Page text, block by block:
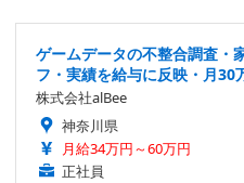
ゲームデータの不整合調査・
フ・実績を給与に反映・月30
株式会社alBee
神奈川県
月給34万円～60万円
正社員